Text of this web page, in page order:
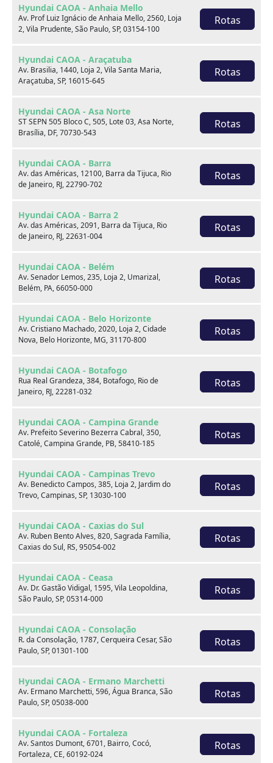
Hyundai CAOA - Anhaia Mello
Av. Prof Luiz Ignácio de Anhaia Mello, 2560, Loja
2, Vila Prudente, São Paulo, SP, 03154-100
Rotas
Hyundai CAOA - Araçatuba
Av. Brasilia, 1440, Loja 2, Vila Santa Maria,
Araçatuba, SP, 16015-645
Rotas
Hyundai CAOA - Asa Norte
ST SEPN 505 Bloco C, 505, Lote 03, Asa Norte,
Brasília, DF, 70730-543
Rotas
Hyundai CAOA - Barra
Av. das Américas, 12100, Barra da Tijuca, Rio
de Janeiro, RJ, 22790-702
Rotas
Hyundai CAOA - Barra 2
Av. das Américas, 2091, Barra da Tijuca, Rio
de Janeiro, RJ, 22631-004
Rotas
Hyundai CAOA - Belém
Av. Senador Lemos, 235, Loja 2, Umarizal,
Belém, PA, 66050-000
Rotas
Hyundai CAOA - Belo Horizonte
Av. Cristiano Machado, 2020, Loja 2, Cidade
Nova, Belo Horizonte, MG, 31170-800
Rotas
Hyundai CAOA - Botafogo
Rua Real Grandeza, 384, Botafogo, Rio de
Janeiro, RJ, 22281-032
Rotas
Hyundai CAOA - Campina Grande
Av. Prefeito Severino Bezerra Cabral, 350,
Catolé, Campina Grande, PB, 58410-185
Rotas
Hyundai CAOA - Campinas Trevo
Av. Benedicto Campos, 385, Loja 2, Jardim do
Trevo, Campinas, SP, 13030-100
Rotas
Hyundai CAOA - Caxias do Sul
Av. Ruben Bento Alves, 820, Sagrada Família,
Caxias do Sul, RS, 95054-002
Rotas
Hyundai CAOA - Ceasa
Av. Dr. Gastão Vidigal, 1595, Vila Leopoldina,
São Paulo, SP, 05314-000
Rotas
Hyundai CAOA - Consolação
R. da Consolação, 1787, Cerqueira Cesar, São
Paulo, SP, 01301-100
Rotas
Hyundai CAOA - Ermano Marchetti
Av. Ermano Marchetti, 596, Água Branca, São
Paulo, SP, 05038-000
Rotas
Hyundai CAOA - Fortaleza
Av. Santos Dumont, 6701, Bairro, Cocó,
Fortaleza, CE, 60192-024
Rotas
Sobre nós
Venda seu usado
Consórcio
CAOA Changan | A21 - Tatuapé
CAOA Changan | A21 - Tatuapé
Rua Serra do Japi, 1275 Tatuapé, São Paulo, SP, 03309-
001